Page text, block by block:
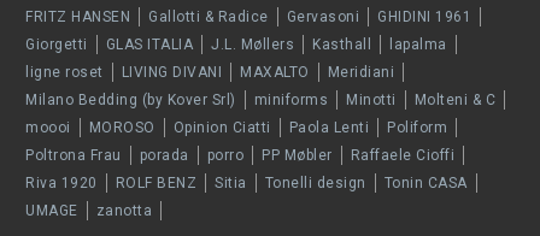
FRITZ HANSEN
Gallotti & Radice Gervasoni
GHIDINI 1961
Giorgetti
GLAS ITALIA J.L. Møllers Kasthall
lapalma
ligne roset
LIVING DIVANI MAXALTO
Meridiani
Milano Bedding (by Kover Srl)
miniforms Minotti
Molteni & C
moooi
MOROSO Opinion Ciatti Paola Lenti
Poliform
Poltrona Frau
porada porro PP Møbler
Raffaele Cioffi
Riva 1920
ROLF BENZ Sitia Tonelli design
Tonin CASA
UMAGE
zanotta